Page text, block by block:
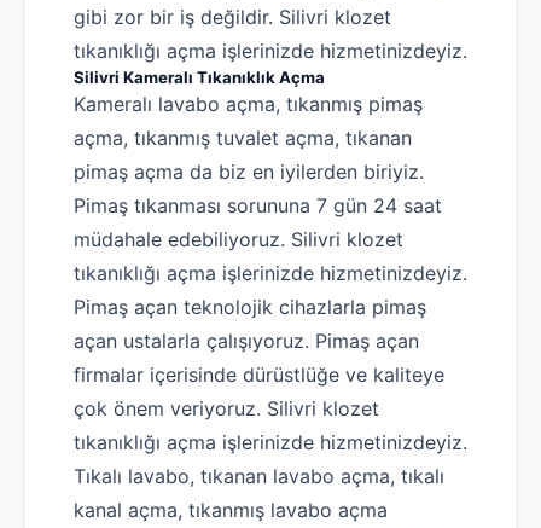
gibi zor bir iş değildir. Silivri klozet
tıkanıklığı açma işlerinizde hizmetinizdeyiz.
Silivri Kameralı Tıkanıklık Açma
Kameralı lavabo açma, tıkanmış pimaş
açma, tıkanmış tuvalet açma, tıkanan
pimaş açma da biz en iyilerden biriyiz.
Pimaş tıkanması sorununa 7 gün 24 saat
müdahale edebiliyoruz. Silivri klozet
tıkanıklığı açma işlerinizde hizmetinizdeyiz.
Pimaş açan teknolojik cihazlarla pimaş
açan ustalarla çalışıyoruz. Pimaş açan
firmalar içerisinde dürüstlüğe ve kaliteye
çok önem veriyoruz. Silivri klozet
tıkanıklığı açma işlerinizde hizmetinizdeyiz.
Tıkalı lavabo, tıkanan lavabo açma, tıkalı
kanal açma, tıkanmış lavabo açma